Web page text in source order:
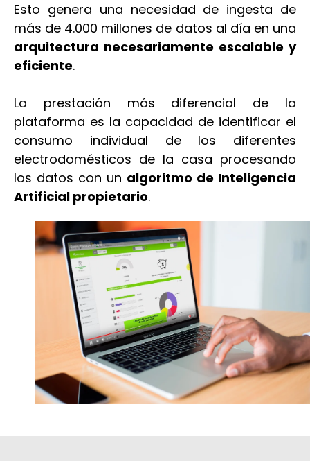
Esto genera una necesidad de ingesta de
más de 4.000 millones de datos al día en una
arquitectura necesariamente escalable y
eficiente.
La prestación más diferencial de la
plataforma es la capacidad de identificar el
consumo individual de los diferentes
electrodomésticos de la casa procesando
los datos con un algoritmo de Inteligencia
Artificial propietario.